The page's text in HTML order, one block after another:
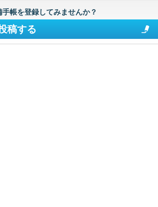
帳を登録してみませんか？
稿する